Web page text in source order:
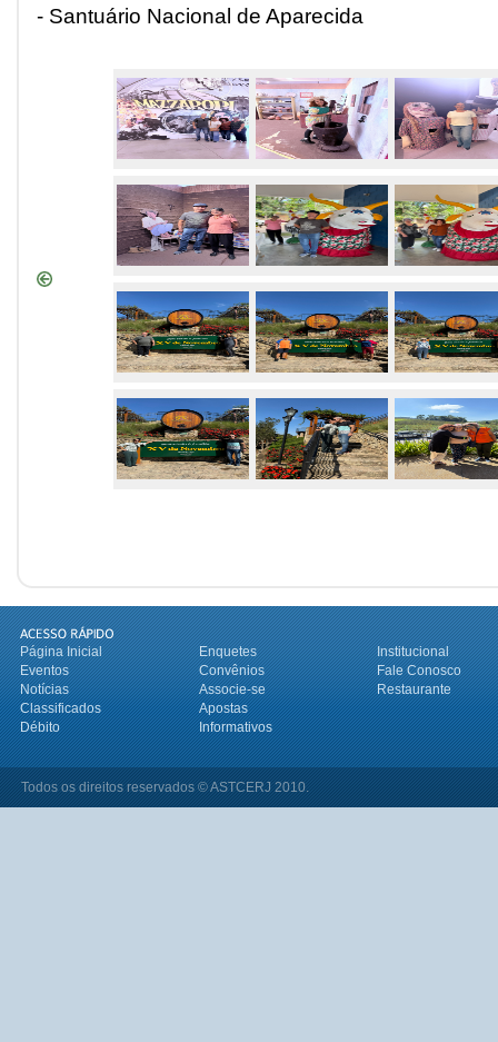
- Santuário Nacional de Aparecida
Página Inicial Enquetes
Institucional
Eventos
Convênios
Fale Conosco
Notícias
Associe-se
Restaurante
Classificados
Apostas
Débito
Informativos
Todos os direitos reservados © ASTCERJ 2010.